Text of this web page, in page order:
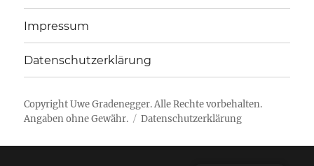
Impressum
Datenschutzerklärung
CopyrightUwe Gradenegger. Alle Rechte vorbehalten.
Angaben ohne Gewähr.
Datenschutzerklärung